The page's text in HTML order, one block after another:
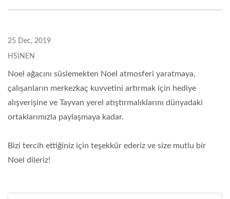
25 Dec, 2019
HSINEN
Noel ağacını süslemekten Noel atmosferi yaratmaya,
çalışanların merkezkaç kuvvetini artırmak için hediye
alışverişine ve Tayvan yerel atıştırmalıklarını dünyadaki
ortaklarımızla paylaşmaya kadar.
Bizi tercih ettiğiniz için teşekkür ederiz ve size mutlu bir
Noel dileriz!